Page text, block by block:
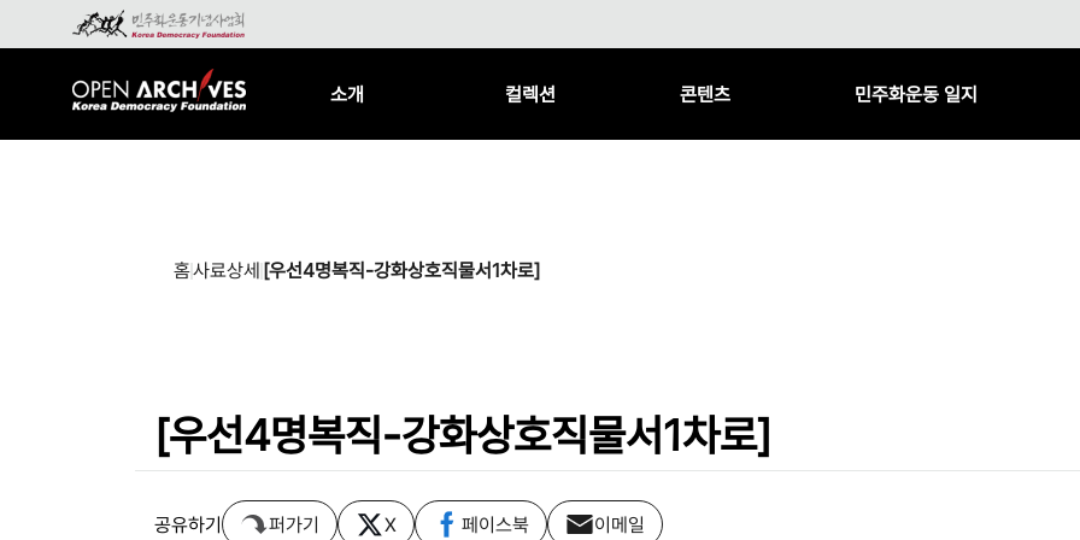
소개 컬렉션 콘텐츠 민주화운동 일지
홈사료상세 [우선4명복직-강화상호직물서1차로]
[우선4명복직-강화상호직물서1차로]
공유하기 퍼가기 X 페이스북 이메일